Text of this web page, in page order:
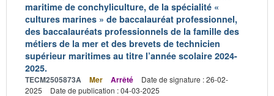
maritime de conchyliculture, de la spécialité «
cultures marines » de baccalauréat professionnel,
des baccalauréats professionnels de la famille des
métiers de la mer et des brevets de technicien
supérieur maritimes au titre l’année scolaire 2024-
2025.
TECM2505873A Mer Arrêté
Date de signature : 26-02-
2025
Date de publication : 04-03-2025